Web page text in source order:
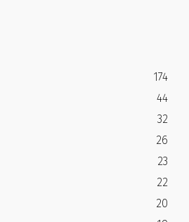
174
44
32
26
23
22
20